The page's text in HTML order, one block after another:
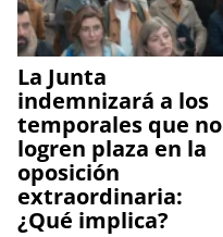
La Junta
indemnizará a los
temporales que no
logren plaza en la
oposición
extraordinaria:
¿Qué implica?